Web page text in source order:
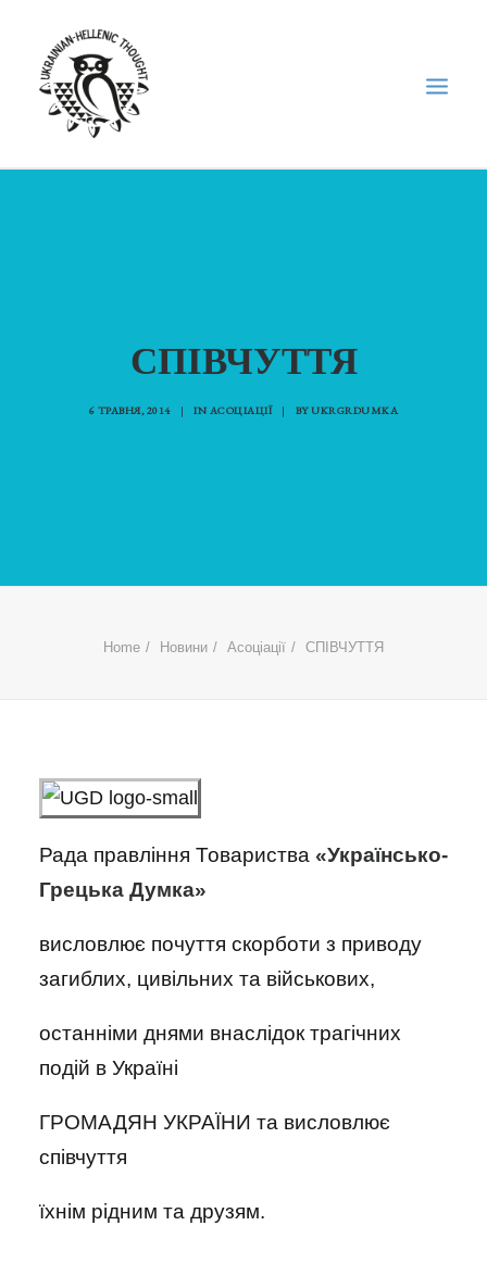
СПІВЧУТТЯ
6 ТРАВНЯ, 2014 | IN АСОЦІАЦІЇ | BYUKRGRDUMKA
Home Новини Асоціації СПІВЧУТТЯ
Рада правління Товариства «Українсько-
Грецька Думка»
висловлює почуття скорботи з приводу
загиблих, цивільних та військових,
останніми днями внаслідок трагічних
подій в Україні
ГРОМАДЯН УКРАЇНИ та висловлює
співчуття
їхнім рідним та друзям.